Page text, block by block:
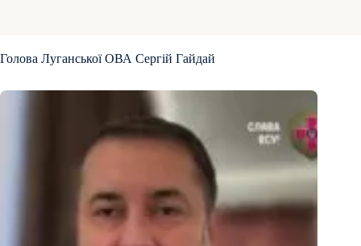
Голова Луганської ОВА Сергій Гайдай